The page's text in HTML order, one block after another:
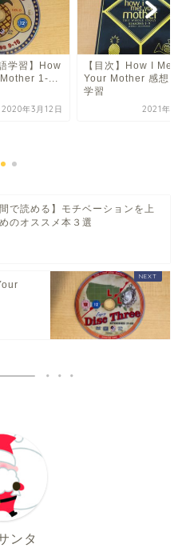
学習】How
1-...
2020年3月12日
【目次】How I Met
Your Mother 感想・
学習
2021年1
間で読める】モチベーションを上
のオススメ本３選
ンタ